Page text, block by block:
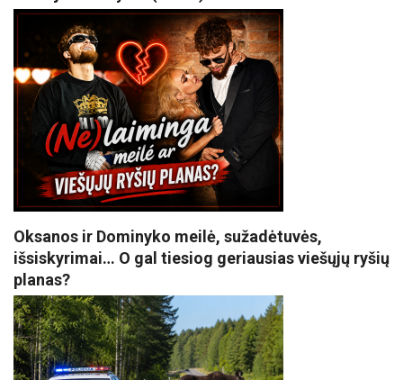
Oksanos ir Dominyko meilė, sužadėtuvės,
išsiskyrimai… O gal tiesiog geriausias viešųjų ryšių
planas?